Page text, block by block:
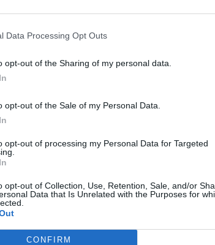
Data Processing Opt Outs
opt-out of the Sharing of my personal data.
opt-out of the Sale of my Personal Data.
opt-out of processing my Personal Data for Targeted
opt-out of Collection, Use, Retention, Sale, and/or
Data that Is Unrelated with the Purposes for
CONFIRM
STŘEDNÍ ČECHY - Integrací bylo zavedeno 12
(PID), na 5 linkách PID a 5 linkách SID je
Krimi
Radek Ctibor